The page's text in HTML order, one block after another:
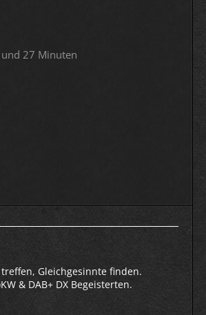
und 27 Minuten
Gleichgesinnte finden.
& DAB+ DX Begeisterten.